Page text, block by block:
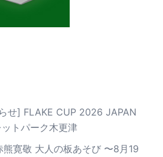
せ] FLAKE CUP 2026 JAPAN
トパーク木更津
熊寛敬 大人の板あそび 〜8月19